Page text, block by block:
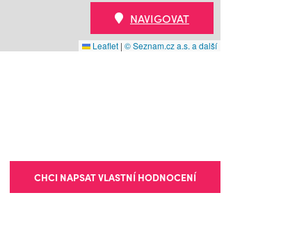
Leaflet | © Seznam.cz a.s. a další
NAVIGOVAT
CHCI NAPSAT VLASTNÍ HODNOCENÍ